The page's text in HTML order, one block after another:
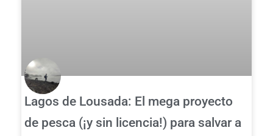
Lagos de Lousada: El mega proyecto
de pesca (¡y sin licencia!) para salvar a